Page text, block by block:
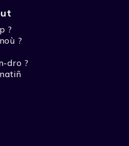
?
?
dro ?